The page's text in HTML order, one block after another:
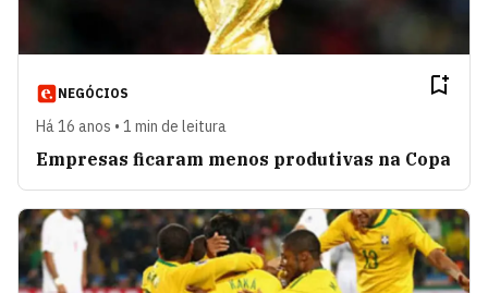
NEGÓCIOS
Há 16 anos • 1 min de leitura
Empresas ficaram menos produtivas na Copa